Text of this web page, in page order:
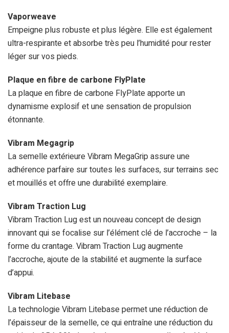
Vaporweave
Empeigne plus robuste et plus légère. Elle est également
ultra-respirante et absorbe très peu l’humidité pour rester
léger sur vos pieds.
Plaque en fibre de carbone FlyPlate
La plaque en fibre de carbone FlyPlate apporte un
dynamisme explosif et une sensation de propulsion
étonnante.
Vibram Megagrip
La semelle extérieure Vibram MegaGrip assure une
adhérence parfaire sur toutes les surfaces, sur terrains sec
et mouillés et offre une durabilité exemplaire.
Vibram Traction Lug
Vibram Traction Lug est un nouveau concept de design
innovant qui se focalise sur l’élément clé de l’accroche – la
forme du crantage. Vibram Traction Lug augmente
l’accroche, ajoute de la stabilité et augmente la surface
d’appui.
Vibram Litebase
La technologie Vibram Litebase permet une réduction de
l’épaisseur de la semelle, ce qui entraîne une réduction du